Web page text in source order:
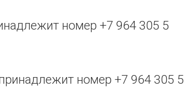
номер +7 964 305 5
номер +7 964 305 5